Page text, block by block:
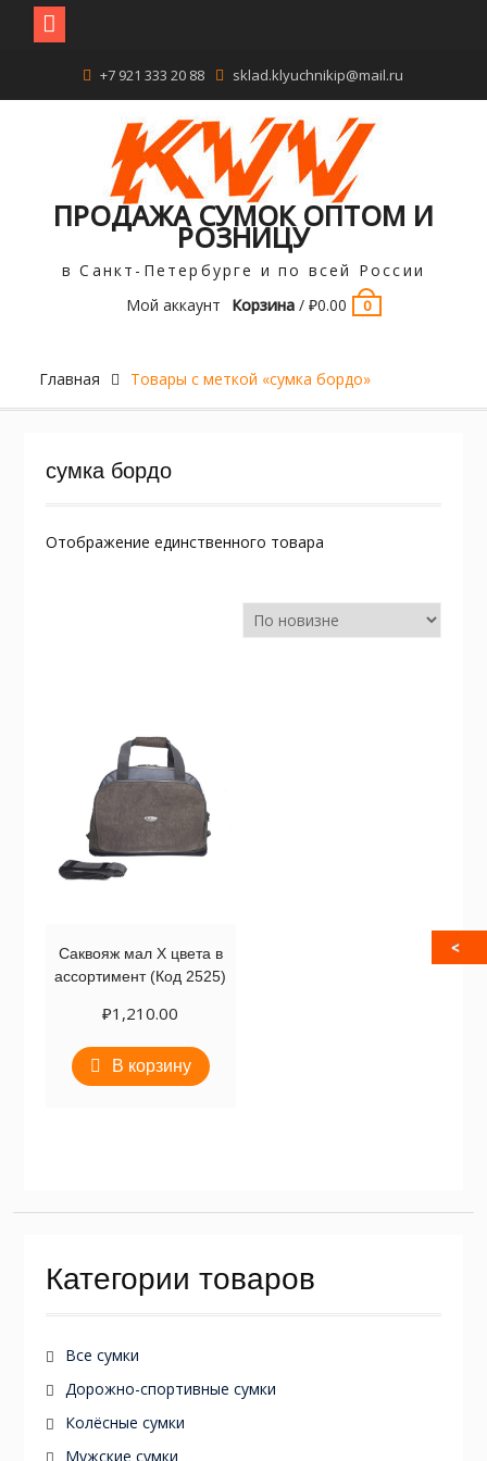
содержимому
+7 921 333 20 88 sklad.klyuchnikip@mail.ru
ПРОДАЖА СУМОК ОПТОМ И
РОЗНИЦУ
в Санкт-Петербурге и по всей России
Мой аккаунт
Корзина/ ₽0.00 0
Главная Товары с меткой «сумка бордо»
сумка бордо
Отображение единственного товара
Саквояж мал Х цвета в
ассортимент (Код 2525)
₽1,210.00
В корзину
Категории товаров
Все сумки
Дорожно-спортивные сумки
Колёсные сумки
Мужские сумки